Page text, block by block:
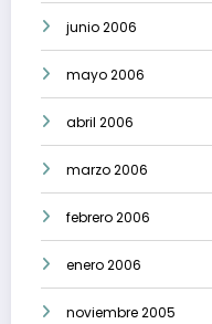
junio 2006
mayo 2006
abril 2006
marzo 2006
febrero 2006
enero 2006
noviembre 2005